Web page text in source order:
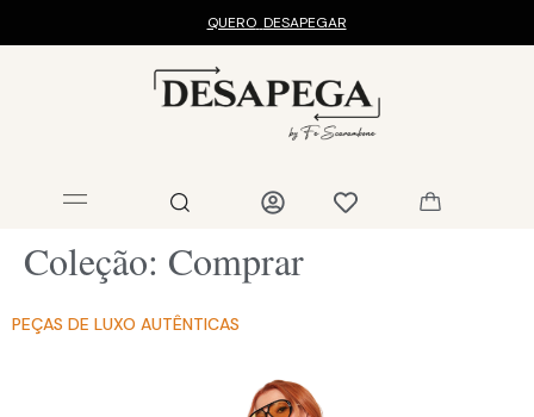
QUERO DESAPEGAR
Coleção: Comprar
PEÇAS DE LUXO AUTÊNTICAS